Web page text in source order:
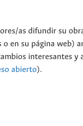
as difundir su
en su página web)
interesantes y
abierto).